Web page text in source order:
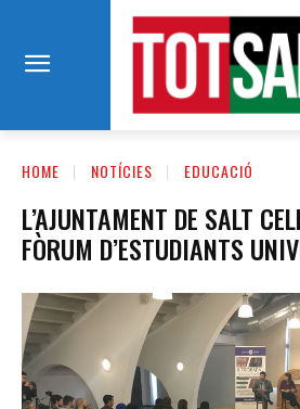
HOME NOTÍCIES EDUCACIÓ
L’AJUNTAMENT DE SALT
FÒRUM D’ESTUDIANTS